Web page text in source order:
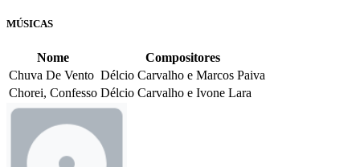
MÚSICAS
Nome
Compositores
Chuva De Vento Délcio Carvalho e Marcos Paiva
Chorei, Confesso Délcio Carvalho e Ivone Lara